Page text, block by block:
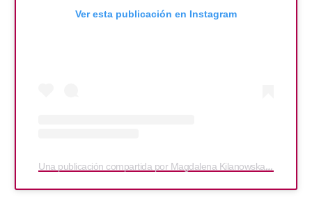
Ver esta publicación en Instagram
Una publicación compartida por Magdalena Kilanowska | PAZNOKCIE • SZKOLENIA • TORUŃ (@butterfly_mkilanowska_educator)